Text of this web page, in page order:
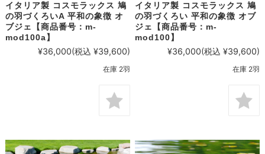
イタリア製 コスモラックス 鳩
の羽づくろいA 平和の象徴 オ
ブジェ【商品番号：m-
mod100a】
¥36,000(税込 ¥39,600)
在庫 2羽
イタリア製 コスモラックス 鳩
の羽づくろい 平和の象徴 オブ
ジェ【商品番号：m-
mod100】
¥36,000(税込 ¥39,600)
在庫 2羽